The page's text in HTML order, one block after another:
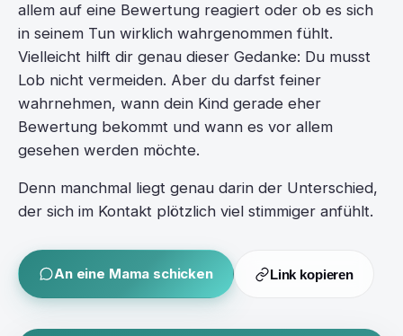
allem auf eine Bewertung reagiert oder ob es sich
in seinem Tun wirklich wahrgenommen fühlt.
Vielleicht hilft dir genau dieser Gedanke: Du musst
Lob nicht vermeiden. Aber du darfst feiner
wahrnehmen, wann dein Kind gerade eher
Bewertung bekommt und wann es vor allem
gesehen werden möchte.
Denn manchmal liegt genau darin der Unterschied,
der sich im Kontakt plötzlich viel stimmiger anfühlt.
An eine Mama schicken Link kopieren